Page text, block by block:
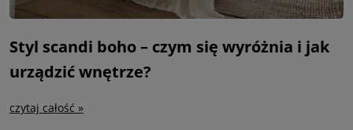
Styl scandi boho – czym się wyróżnia i jak
urządzić wnętrze?
czytaj całość »